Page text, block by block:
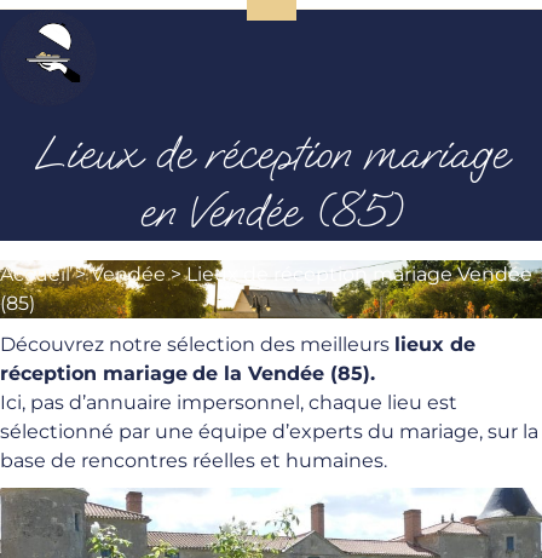
Lieux de réception mariage
en Vendée (85)
Accueil>Vendée>Lieux de réception mariage Vendée
(85)
Découvrez notre sélection des meilleurs lieux de
réception mariage de la Vendée (85).
Ici, pas d’annuaire impersonnel, chaque lieu est
sélectionné par une équipe d’experts du mariage, sur la
base de rencontres réelles et humaines.